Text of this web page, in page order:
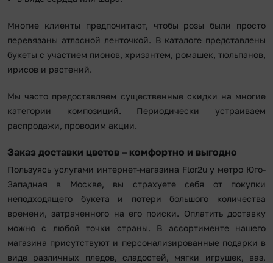
Многие клиенты предпочитают, чтобы розы были просто
перевязаны атласной ленточкой. В каталоге представлены
букеты с участием пионов, хризантем, ромашек, тюльпанов,
ирисов и растений.
Мы часто предоставляем существенные скидки на многие
категории композиций. Периодически устраиваем
распродажи, проводим акции.
Заказ доставки цветов – комфортно и выгодно
Пользуясь услугами интернет-магазина Flor2u у метро Юго-
Западная в Москве, вы страхуете себя от покупки
неподходящего букета и потери большого количества
времени, затраченного на его поиски. Оплатить доставку
можно с любой точки страны. В ассортименте нашего
магазина присутствуют и персонализированные подарки в
виде различных пледов, сладостей, мягки игрушек, ваз,